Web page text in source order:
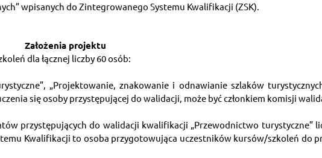
wpisanych do Zintegrowanego Systemu Kwalifikacji (ZSK).
Założenia projektu
dla łącznej liczby 60 osób:
„Projektowanie, znakowanie i odnawianie szlaków
się osoby przystępującej do walidacji, może być członkiem komisji
przystępujących do walidacji kwalifikacji „Przewodnictwo turystyczne”
Kwalifikacji to osoba przygotowująca uczestników kursów/szkoleń do